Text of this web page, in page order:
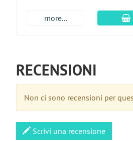
more...
RECENSIONI
Non ci sono recensioni per
Scrivi una recensione